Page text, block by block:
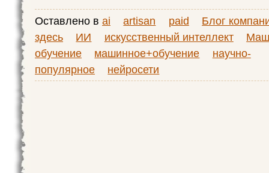
Оставлено в ai artisan paid
Блог
здесь
ИИ искусственный интеллект
обучение
машинное+обучение
научно-
популярное
нейросети